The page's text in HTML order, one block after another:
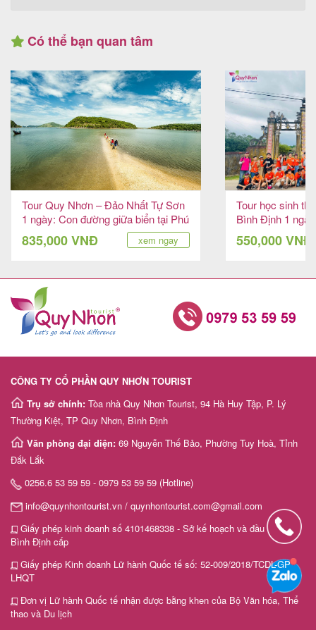
Có thể bạn quan tâm
Tour Quy Nhơn – Đảo Nhất Tự Sơn
1 ngày: Con đường giữa biển tại Phú
Yên
835,000 VNĐ xem ngay
Tour học sinh
Bình Định 1
đất Chăm Pa
550,000 VNĐ
CÔNG TY CỔ PHẦN QUY NHƠN TOURIST
Trụ sở chính: Tòa nhà Quy Nhơn Tourist, 94 Hà Huy Tập, P. Lý
Thường Kiệt, TP Quy Nhơn, Bình Định
Văn phòng đại diện: 69 Nguyễn Thế Bảo, Phường Tuy Hoà, Tỉnh
Đắk Lắk
0256.6 53 59 59 - 0979 53 59 59 (Hotline)
info@quynhontourist.vn / quynhontourist.com@gmail.com
Giấy phép kinh doanh số 4101468338 - Sở kế hoạch và đầu tư tỉnh
Bình Định cấp
Giấy phép Kinh doanh Lữ hành Quốc tế số: 52-009/2018/TCDL-GP
LHQT
Đơn vị Lữ hành Quốc tế nhận được bằng khen của Bộ Văn hóa, Thể
thao và Du lịch